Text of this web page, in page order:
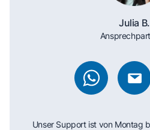
Julia B.
Unser Support ist von Montag